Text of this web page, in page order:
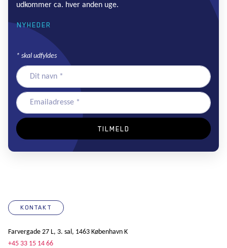
udkommer ca. hver anden uge.
NYHEDER
* skal udfyldes
KONTAKT
Farvergade 27 L, 3. sal, 1463 København K
+45 33 15 14 66